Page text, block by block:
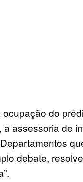
do
assessoria de
debate,